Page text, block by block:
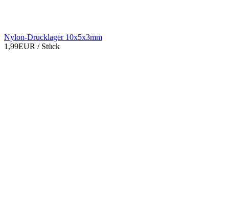
Nylon-Drucklager 10x5x3mm
1,99EUR / Stück